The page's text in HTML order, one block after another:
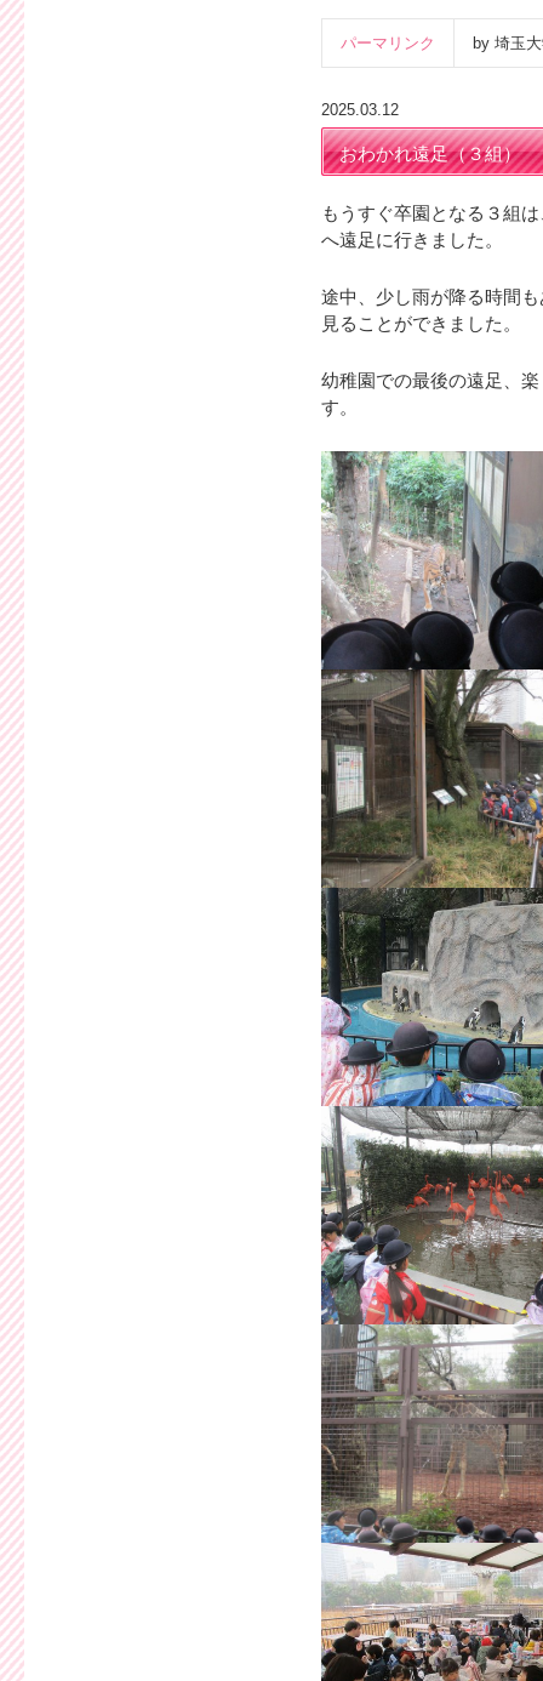
パーマリンク by 埼玉
2025.03.12
おわかれ遠足（３組）
もうすぐ卒園となる３組
へ遠足に行きました。
途中、少し雨が降る時間
見ることができました。
幼稚園での最後の遠足、
す。